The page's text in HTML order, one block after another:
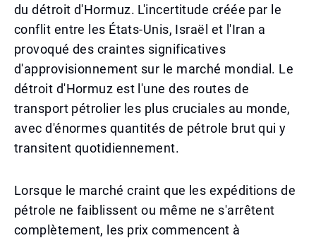
du détroit d'Hormuz. L'incertitude créée par le
conflit entre les États-Unis, Israël et l'Iran a
provoqué des craintes significatives
d'approvisionnement sur le marché mondial. Le
détroit d'Hormuz est l'une des routes de
transport pétrolier les plus cruciales au monde,
avec d'énormes quantités de pétrole brut qui y
transitent quotidiennement.
Lorsque le marché craint que les expéditions de
pétrole ne faiblissent ou même ne s'arrêtent
complètement, les prix commencent à